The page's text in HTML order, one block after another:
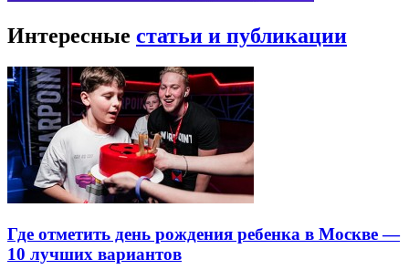
Интересные статьи и публикации
Где отметить день рождения ребенка в Москве —
10 лучших вариантов